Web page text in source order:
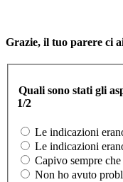
Grazie, il tuo parere ci
Quali sono stati gli
1/2
Le indicazioni
Le indicazioni
Capivo sempre
Non ho avuto